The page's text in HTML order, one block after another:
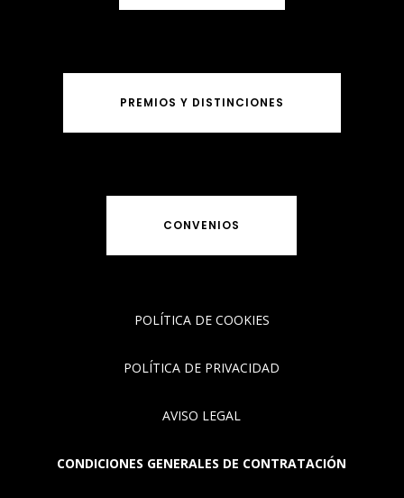
PREMIOS Y DISTINCIONES
CONVENIOS
POLÍTICA DE COOKIES
POLÍTICA DE PRIVACIDAD
AVISO LEGAL
CONDICIONES GENERALES DE CONTRATACIÓN